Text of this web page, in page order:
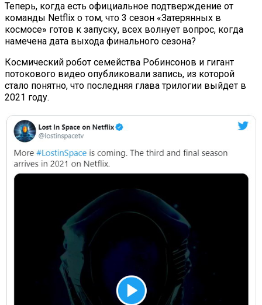
Теперь, когда есть официальное подтверждение от
команды Netflix о том, что 3 сезон «Затерянных в
космосе» готов к запуску, всех волнует вопрос, когда
намечена дата выхода финального сезона?
Космический робот семейства Робинсонов и гигант
потокового видео опубликовали запись, из которой
стало понятно, что последняя глава трилогии выйдет в
2021 году.